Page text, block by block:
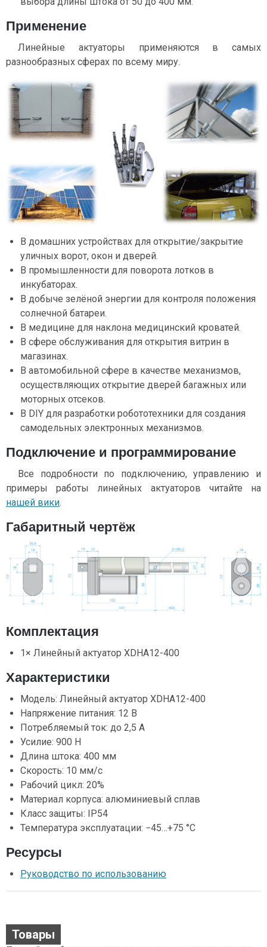
Применение
Линейные актуаторы применяются в самых
разнообразных сферах по всему миру.
В домашних устройствах для открытие/закрытие
уличных ворот, окон и дверей.
В промышленности для поворота лотков в
инкубаторах.
В добыче зелёной энергии для контроля положения
солнечной батареи.
В медицине для наклона медицинский кроватей.
В сфере обслуживания для открытия витрин в
магазинах.
В автомобильной сфере в качестве механизмов,
осуществляющих открытие дверей багажных или
моторных отсеков.
В DIY для разработки робототехники для создания
самодельных электронных механизмов.
Подключение и программирование
Все подробности по подключению, управлению и
примеры работы линейных актуаторов читайте на
нашей вики.
Габаритный чертёж
Комплектация
1× Линейный актуатор XDHA12-400
Характеристики
Модель: Линейный актуатор XDHA12-400
Напряжение питания: 12 В
Потребляемый ток: до 2,5 А
Усилие: 900 Н
Длина штока: 400 мм
Скорость: 10 мм/с
Рабочий цикл: 20%
Материал корпуса: алюминиевый сплав
Класс защиты: IP54
Температура эксплуатации: −45…+75 °C
Ресурсы
Руководство по использованию
Товары